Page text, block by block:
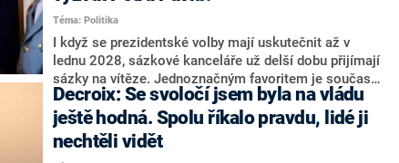
součástí klubu ODS a TOP 09. Hraba to na dotaz
redakce nevyloučil. Předseda klubu senátorů ODS
Zdeněk Nytra redakci řekl, že počítá s odchodem
některých senátorů z klubu a že Naše Česko není
nepřítel, ale soupeř.
Téma: Politika
I když se prezidentské volby mají uskutečnit až v
lednu 2028, sázkové kanceláře už delší dobu přijímají
sázky na vítěze. Jednoznačným favoritem je současná
hlava státu Petr Pavel. Daleko za ním pak bookmakeři
zmiňují dva výrazné politiky ANO, tedy premiéra
Andreje Babiše a ministra průmyslu Karla Havlíčka.
Oblíbeným tipem samotných sázkařů je poslanec za
Decroix: Se svoločí jsem byla na vládu
ještě hodná. Spolu říkalo pravdu, lidé ji
nechtěli vidět